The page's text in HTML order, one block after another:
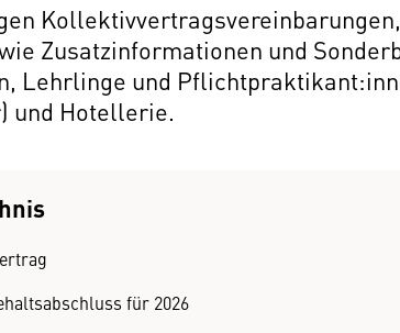
Zusatzinformationen und
Lehrlinge und
und Hotellerie.
für 2026